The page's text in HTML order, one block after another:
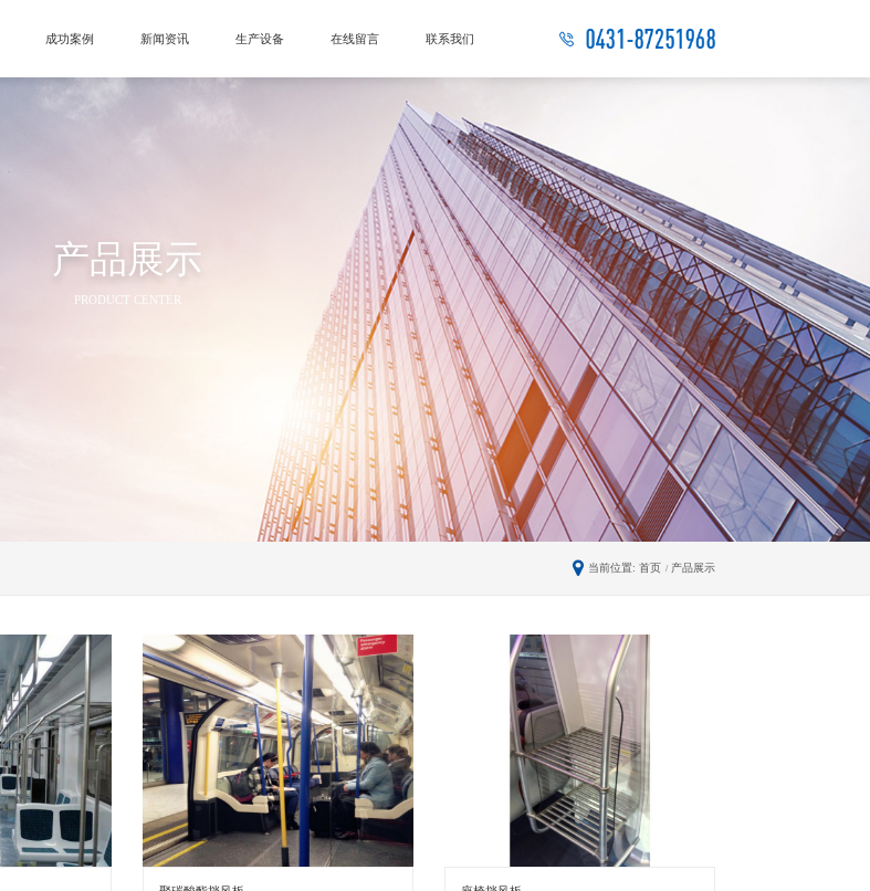
成功案例 新闻资讯 生产设备 在线留言 联系我们
产品展示
PRODUCT CENTER
当前位置: 首页 / 产品展示